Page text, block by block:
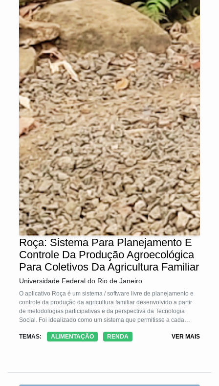
Roça: Sistema Para Planejamento E
Controle Da Produção Agroecológica
Para Coletivos Da Agricultura Familiar
Universidade Federal do Rio de Janeiro
O aplicativo Roça é um sistema / software livre de planejamento e
controle da produção da agricultura familiar desenvolvido a partir
de metodologias participativas e da perspectiva da Tecnologia
Social. Foi idealizado como um sistema que permitisse a cada
frutíferas, produção de animais, produção de derivados e
produção e que tenha vários relatórios que auxiliem na
TEMAS: ALIMENTAÇÃO RENDA VER MAIS